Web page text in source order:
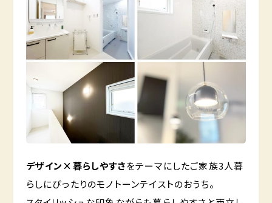
デザイン×暮らしやすさをテーマにしたご家族3人暮
らしにぴったりのモノトーンテイストのおうち。